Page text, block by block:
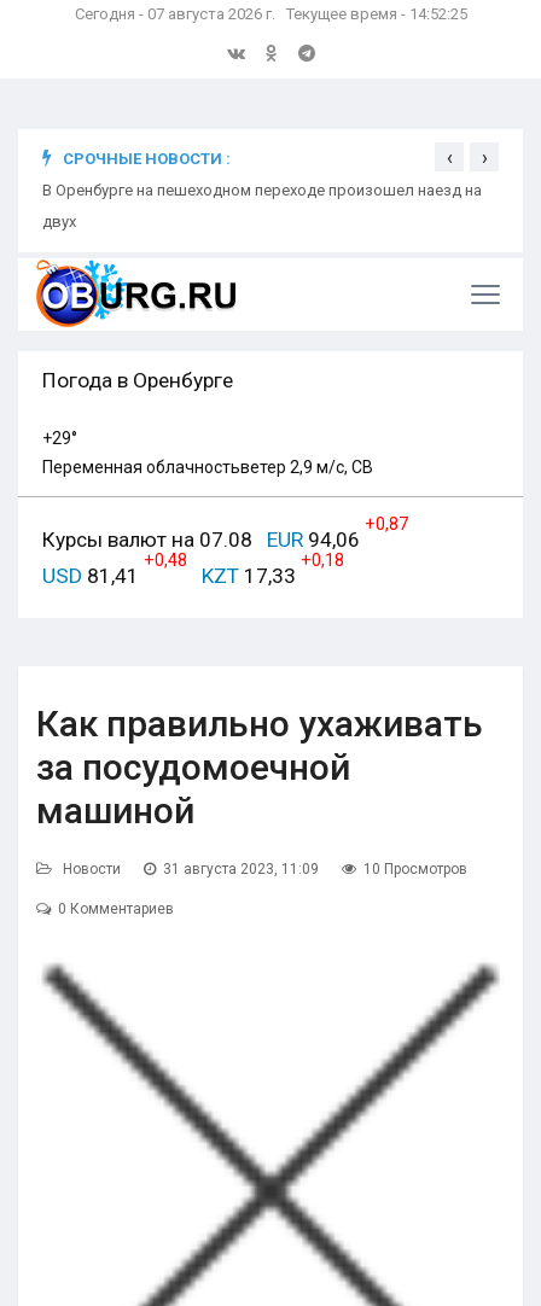
Сегодня - 07 августа 2026 г. Текущее время - 14:52:26
СРОЧНЫЕ НОВОСТИ :
В Оренбурге на пешеходном переходе произошел наезд на
двух
‹ ›
Погода в Оренбурге
+29°
Переменная облачностьветер 2,9 м/с, СВ
Курсы валют на 07.08 EUR 94,06
+0,87
USD 81,41
+0,48
KZT 17,33
+0,18
Как правильно ухаживать
за посудомоечной
машиной
Новости 31 августа 2023, 11:09 10 Просмотров
0 Комментариев